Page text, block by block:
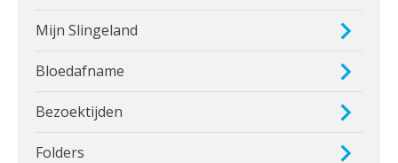
Mijn Slingeland
Bloedafname
Bezoektijden
Folders